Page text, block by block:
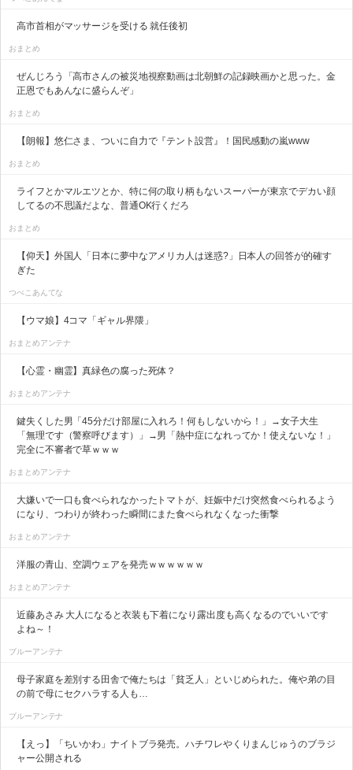
高市首相がマッサージを受ける 就任後初
おまとめ
ぜんじろう「高市さんの被災地視察動画は北朝鮮の記録映画かと思った。金
正恩でもあんなに盛らんぞ」
おまとめ
【朗報】悠仁さま、ついに自力で『テント設営』！国民感動の嵐www
おまとめ
ライフとかマルエツとか、特に何の取り柄もないスーパーが東京でデカい顔
してるの不思議だよな、普通OK行くだろ
おまとめ
【仰天】外国人「日本に夢中なアメリカ人は迷惑?」日本人の回答が的確す
ぎた
つべこあんてな
【ウマ娘】4コマ「ギャル界隈」
おまとめアンテナ
【心霊・幽霊】真緑色の腐った死体？
おまとめアンテナ
鍵失くした男「45分だけ部屋に入れろ！何もしないから！」→女子大生
「無理です（警察呼びます）」→男「熱中症になれってか！使えないな！」
完全に不審者で草ｗｗｗ
おまとめアンテナ
大嫌いで一口も食べられなかったトマトが、妊娠中だけ突然食べられるよう
になり、つわりが終わった瞬間にまた食べられなくなった衝撃
おまとめアンテナ
洋服の青山、空調ウェアを発売ｗｗｗｗｗｗ
おまとめアンテナ
近藤あさみ 大人になると衣装も下着になり露出度も高くなるのでいいです
よね～！
ブルーアンテナ
母子家庭を差別する田舎で俺たちは「貧乏人」といじめられた。俺や弟の目
の前で母にセクハラする人も…
ブルーアンテナ
【えっ】「ちいかわ」ナイトブラ発売。ハチワレやくりまんじゅうのブラジ
ャー公開される